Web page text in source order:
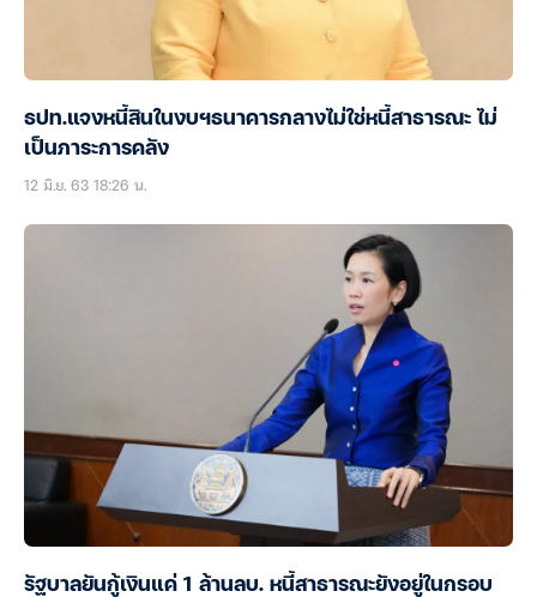
ธปท.แจงหนี้สินในงบฯธนาคารกลางไม่ใช่หนี้สาธารณะ ไม่
เป็นภาระการคลัง
12 มิ.ย. 63 18:26 น.
รัฐบาลยันกู้เงินแค่ 1 ล้านลบ. หนี้สาธารณะยังอยู่ในกรอบ